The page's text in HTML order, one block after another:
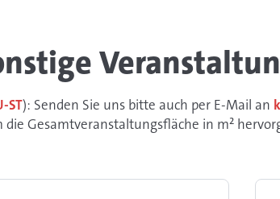
ST): Senden Sie uns bitte auch per E-Mail an
die Gesamtveranstaltungsfläche in m²